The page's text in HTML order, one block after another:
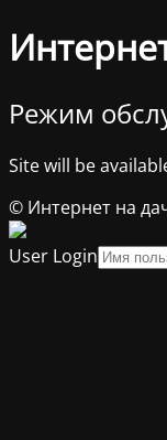
Режим
Site will be
© Интернет на
User Login